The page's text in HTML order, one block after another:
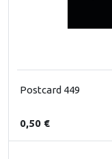
Postcard 449
0,50 €